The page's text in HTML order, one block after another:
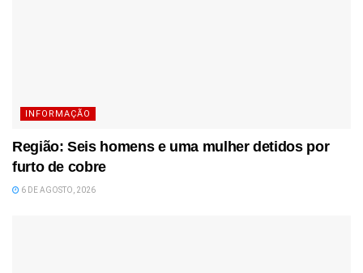
INFORMAÇÃO
Região: Seis homens e uma mulher detidos por
furto de cobre
6 DE AGOSTO, 2026